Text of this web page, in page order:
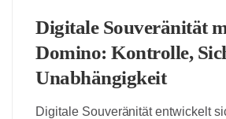
Digitale Souveränität
Domino: Kontrolle,
Unabhängigkeit
Digitale Souveränität entwickelt